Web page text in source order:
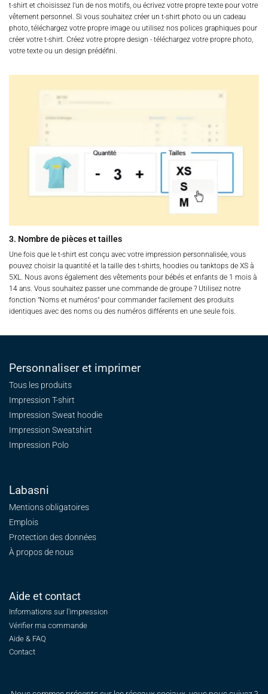
t-shirt et choisissez l'un de nos motifs, ou écrivez votre propre texte pour votre
vêtement personnel. Si vous souhaitez créer un t-shirt photo ou un cadeau
photo, téléchargez votre propre image ou utilisez nos polices graphiques pour
créer votre t-shirt. Créez votre propre design - téléchargez votre propre photo,
votre texte ou un design prédéfini.
3. Nombre de pièces et tailles
Une fois que le t-shirt est conçu avec votre impression personnalisée, vous
pouvez choisir la quantité et la taille des t-shirts, hoodies ou tanktops de XS à
5XL. Nous avons également des vêtements pour bébés et enfants de 1 mois à
14 ans. Vous souhaitez passer une commande de groupe ? Utilisez notre
fonction "Noms et numéros" pour commander facilement des produits
identiques avec des noms ou des numéros différents en une seule fois.
Personnaliser et imprimer
Tous les produits
Impression T-shirt
Impression Sweat hoodie
Impression Sweatshirt
Impression Polo
Labasni
Mentions obligatoires
Emplois
Protection des données
À propos de nous
Aide et contact
Informations sur l'impression
Vérifier ma commande
Aide & FAQ
Contact